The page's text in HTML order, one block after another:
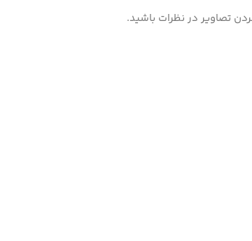
تصاویر در نظرات باشید.